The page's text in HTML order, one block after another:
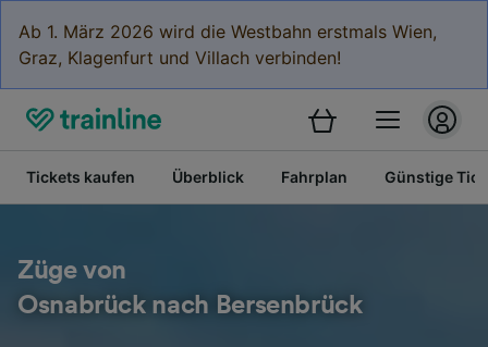
Ab 1. März 2026 wird die Westbahn erstmals Wien,
Graz, Klagenfurt und Villach verbinden!
Tickets kaufen Überblick Fahrplan Günstige
Züge von
Osnabrück nach Bersenbrück